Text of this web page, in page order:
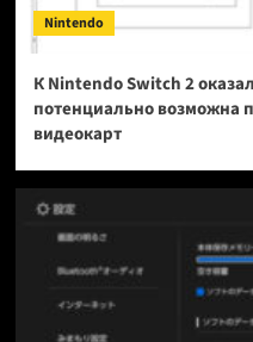
Nintendo
К Nintendo Switch 2
потенциально возможна
видеокарт